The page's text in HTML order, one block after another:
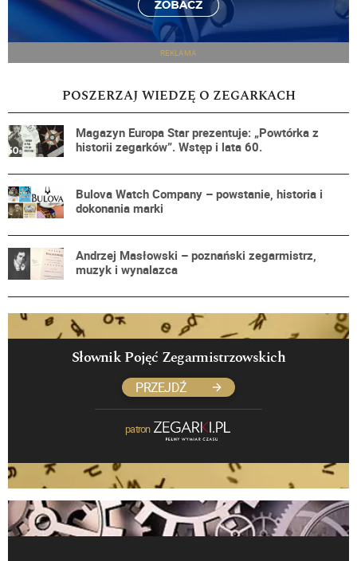
REKLAMA
POSZERZAJ WIEDZĘ O ZEGARKACH
Magazyn Europa Star prezentuje: „Powtórka z
historii zegarków”. Wstęp i lata 60.
Bulova Watch Company – powstanie, historia i
dokonania marki
Andrzej Masłowski – poznański zegarmistrz,
muzyk i wynalazca
Słownik Pojęć Zegarmistrzowskich
PRZEJDŹ
patron